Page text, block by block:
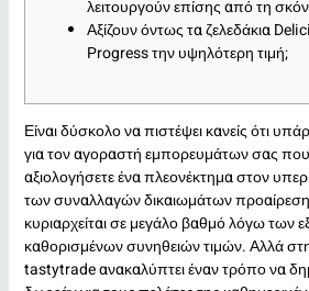
λειτουργούν επίσης από τη
Αξίζουν όντως τα ζελεδάκια
Progress την υψηλότερη τιμή;
Είναι δύσκολο να πιστέψει κανείς ότι
για τον αγοραστή εμπορευμάτων σας
αξιολογήσετε ένα πλεονέκτημα στον
των συναλλαγών δικαιωμάτων
κυριαρχείται σε μεγάλο βαθμό λόγω των
καθορισμένων συνηθειών τιμών. Αλλά
tastytrade ανακαλύπτει έναν τρόπο να